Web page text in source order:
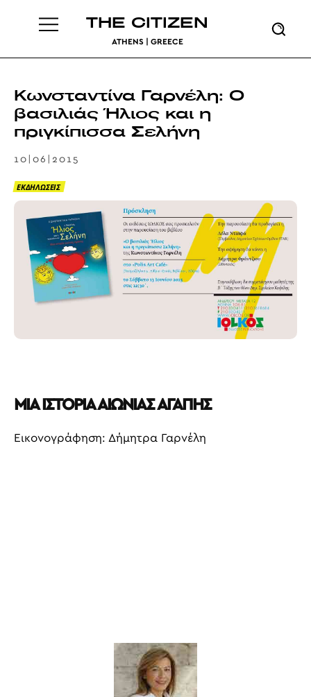
THE CITIZEN
ATHENS | GREECE
Κωνσταντίνα Γαρνέλη: Ο
βασιλιάς Ήλιος και η
πριγκίπισσα Σελήνη
10|06|2015
ΕΚΔΗΛΩΣΕΙΣ
ΜΙΑ ΙΣΤΟΡΙΑ ΑΙΩΝΙΑΣ ΑΓΑΠΗΣ
Εικονογράφηση: Δήμητρα Γαρνέλη